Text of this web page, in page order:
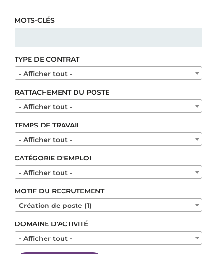
MOTS-CLÉS
TYPE DE CONTRAT
- Afficher tout -
RATTACHEMENT DU POSTE
- Afficher tout -
TEMPS DE TRAVAIL
- Afficher tout -
CATÉGORIE D'EMPLOI
- Afficher tout -
MOTIF DU RECRUTEMENT
Création de poste (1)
DOMAINE D'ACTIVITÉ
- Afficher tout -